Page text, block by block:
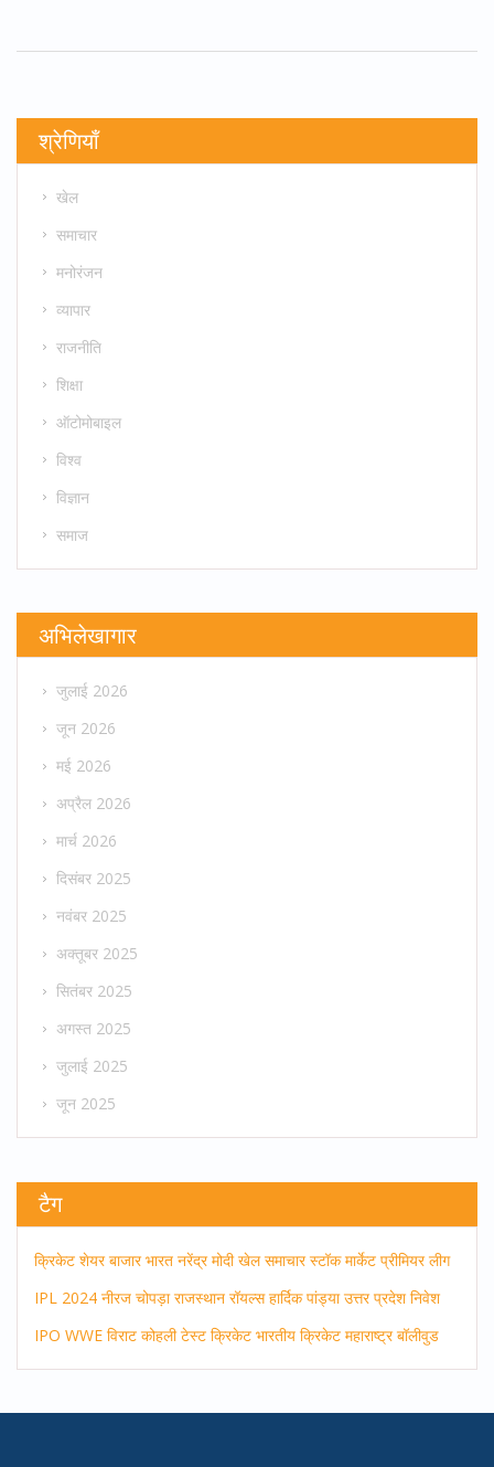
श्रेणियाँ
खेल
समाचार
मनोरंजन
व्यापार
राजनीति
शिक्षा
ऑटोमोबाइल
विश्व
विज्ञान
समाज
अभिलेखागार
जुलाई 2026
जून 2026
मई 2026
अप्रैल 2026
मार्च 2026
दिसंबर 2025
नवंबर 2025
अक्तूबर 2025
सितंबर 2025
अगस्त 2025
जुलाई 2025
जून 2025
टैग
क्रिकेट शेयर बाजार भारत नरेंद्र मोदी खेल समाचार स्टॉक मार्केट प्रीमियर लीग
IPL 2024 नीरज चोपड़ा राजस्थान रॉयल्स हार्दिक पांड्या उत्तर प्रदेश निवेश
IPO WWE विराट कोहली टेस्ट क्रिकेट भारतीय क्रिकेट महाराष्ट्र बॉलीवुड